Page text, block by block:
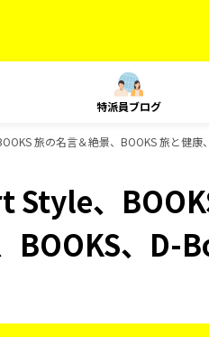
特派員ブログ
旅の名言＆絶景、BOOKS 旅と健
Style、
BOOKS、D-